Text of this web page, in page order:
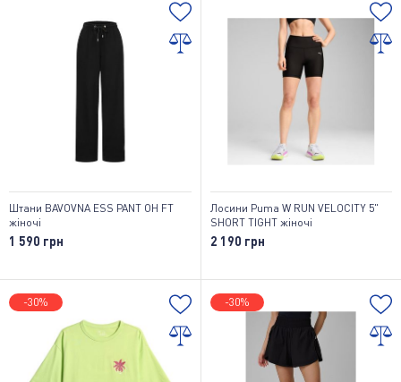
Штани BAVOVNA ESS PANT OH FT
жіночі
1 590 грн
Лосини Puma W RUN VELOCITY 5"
SHORT TIGHT жіночі
2 190 грн
-30% -30%